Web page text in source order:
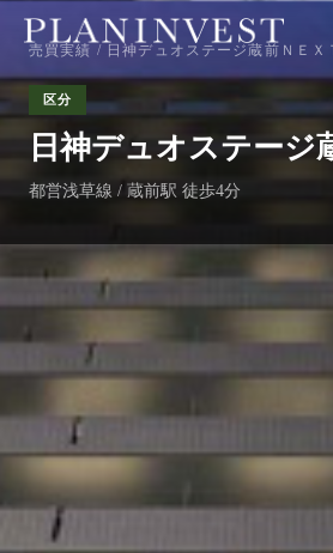
売買実績 / 日神デュオステージ蔵前ＮＥＸ
区分
日神デュオステージ
都営浅草線 / 蔵前駅 徒歩4分